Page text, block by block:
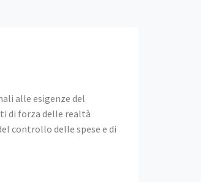
alle esigenze del
di forza delle realtà
controllo delle spese e di